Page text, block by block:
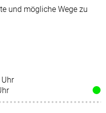
und mögliche Wege zu